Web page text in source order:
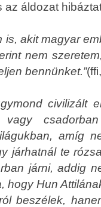
áldozat
is, akit magyar
nem
bennünket.”
civilizált
vagy
amíg
járhatnál te
járni, addig
hogy Hun
beszélek,